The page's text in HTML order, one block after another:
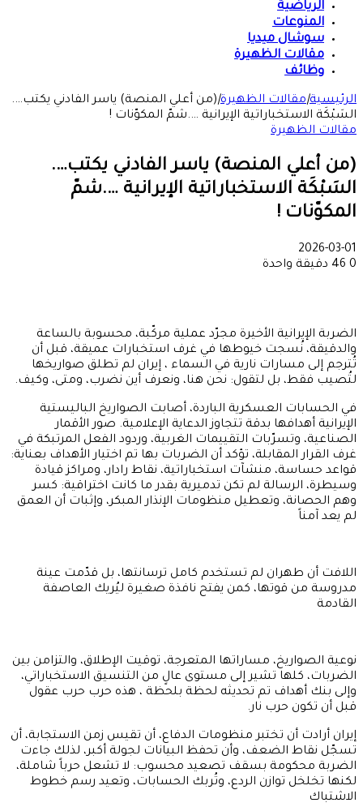
الرياضية
المنوعات
سوشال ميديا
مقالات الظهيرة
وظائف
الرئيسية|مقالات الظهيرة|(من أعلي المنصة) ياسر الفادني يكتب….
السَبْكَة الاستخباراتية الإيرانية ….شمّ المكوّنات !
مقالات الظهيرة
(من أعلي المنصة) ياسر الفادني يكتب….
السَبْكَة الاستخباراتية الإيرانية ….شمّ
المكوّنات !
2026-03-01
0
دقيقة واحدة
الضربة الإيرانية الأخيرة مجرّد عملية مركّبة، محسوبة بالساعة
والدقيقة، نُسجت خيوطها في غرف استخبارات عميقة، قبل أن
تُترجم إلى مسارات نارية في السماء ، إيران لم تطلق صواريخها
لتُصيب فقط، بل لتقول: نحن هنا، ونعرف أين نضرب، ومتى، وكيف.
في الحسابات العسكرية الباردة، أصابت الصواريخ الباليستية
الإيرانية أهدافها بدقة تتجاوز الدعاية الإعلامية. صور الأقمار
الصناعية، وتسرّبات التقييمات الغربية، وردود الفعل المرتبكة في
غرف القرار المقابلة، تؤكد أن الضربات بها تم اختيار الأهداف بعناية:
قواعد حساسة، منشآت استخباراتية، نقاط رادار، ومراكز قيادة
وسيطرة، الرسالة لم تكن تدميرية بقدر ما كانت اختراقية: كسر
وهم الحصانة، وتعطيل منظومات الإنذار المبكر، وإثبات أن العمق
لم يعد آمناً
اللافت أن طهران لم تستخدم كامل ترسانتها، بل قدّمت عينة
مدروسة من قوتها، كمن يفتح نافذة صغيرة ليُريك العاصفة
القادمة
نوعية الصواريخ، مساراتها المتعرجة، توقيت الإطلاق، والتزامن بين
الضربات، كلها تشير إلى مستوى عالٍ من التنسيق الاستخباراتي،
وإلى بنك أهداف تم تحديثه لحظة بلحظة ، هذه حرب حرب عقول
قبل أن تكون حرب نار.
إيران أرادت أن تختبر منظومات الدفاع، أن تقيس زمن الاستجابة، أن
تسجّل نقاط الضعف، وأن تحفظ البيانات لجولة أكبر، لذلك جاءت
الضربة محكومة بسقف تصعيد محسوب: لا تشعل حرباً شاملة،
لكنها تخلخل توازن الردع، وتُربك الحسابات، وتعيد رسم خطوط
الاشتباك